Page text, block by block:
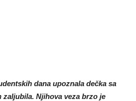
dana upoznala dečka sa
zaljubila. Njihova veza brzo je